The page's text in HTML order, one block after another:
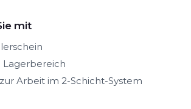
mit
Lagerbereich
Arbeit im 2-Schicht-System